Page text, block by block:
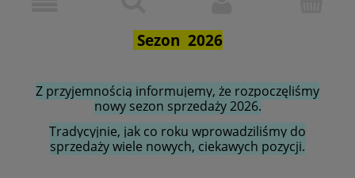
Sezon 2026
Z przyjemnością informujemy, że rozpoczęliśmy
nowy sezon sprzedaży 2026.
Tradycyjnie, jak co roku wprowadziliśmy do
sprzedaży wiele nowych, ciekawych pozycji.